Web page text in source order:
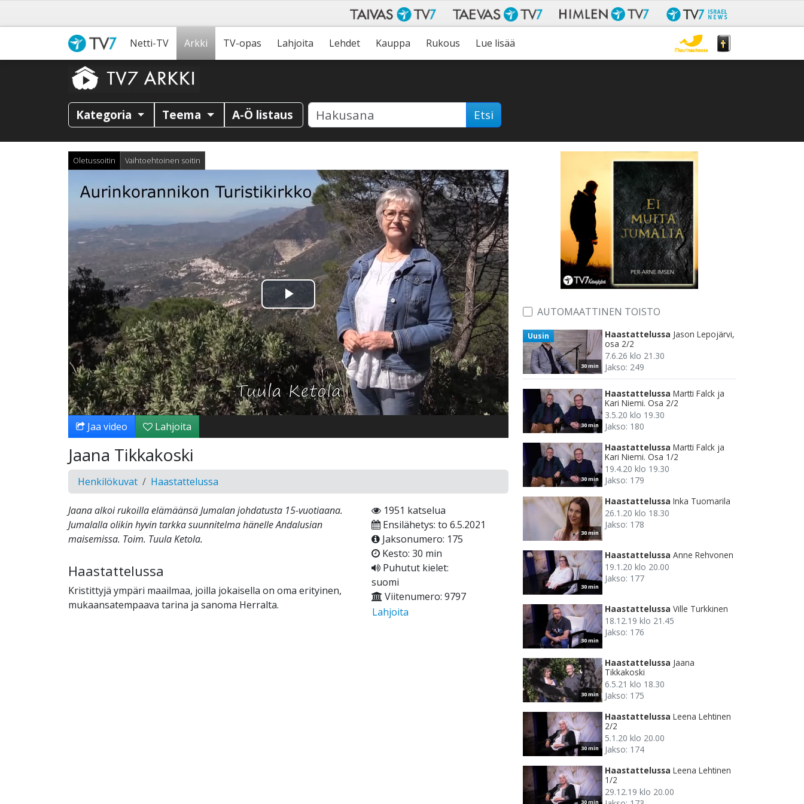
Netti-TV Arkki TV-opas Lahjoita Lehdet Kauppa Rukous Lue lisää
Kategoria Teema A-Ö listaus Etsi
Oletussoitin Vaihtoehtoinen soitin
Toista
Video
Jaa video Lahjoita
Jaana Tikkakoski
Henkilökuvat Haastattelussa
Jaana alkoi rukoilla elämäänsä Jumalan johdatusta 15-vuotiaana.
Jumalalla olikin hyvin tarkka suunnitelma hänelle Andalusian
maisemissa. Toim. Tuula Ketola.
Haastattelussa
Kristittyjä ympäri maailmaa, joilla jokaisella on oma erityinen,
mukaansatempaava tarina ja sanoma Herralta.
1951 katselua
Ensilähetys: to 6.5.2021
Jaksonumero: 175
Kesto: 30 min
Puhutut kielet:
suomi
Viitenumero: 9797
Lahjoita
AUTOMAATTINEN TOISTO
30 min
Uusin Haastattelussa Jason Lepojärvi,
osa 2/2
7.6.26 klo 21.30
Jakso: 249
30 min
Haastattelussa Martti Falck ja
Kari Niemi. Osa 2/2
3.5.20 klo 19.30
Jakso: 180
30 min
Haastattelussa Martti Falck ja
Kari Niemi. Osa 1/2
19.4.20 klo 19.30
Jakso: 179
30 min
Haastattelussa Inka Tuomarila
26.1.20 klo 18.30
Jakso: 178
30 min
Haastattelussa Anne Rehvonen
19.1.20 klo 20.00
Jakso: 177
30 min
Haastattelussa Ville Turkkinen
18.12.19 klo 21.45
Jakso: 176
30 min
Haastattelussa Jaana
Tikkakoski
6.5.21 klo 18.30
Jakso: 175
30 min
Haastattelussa Leena Lehtinen
2/2
5.1.20 klo 20.00
Jakso: 174
30 min
Haastattelussa Leena Lehtinen
1/2
29.12.19 klo 20.00